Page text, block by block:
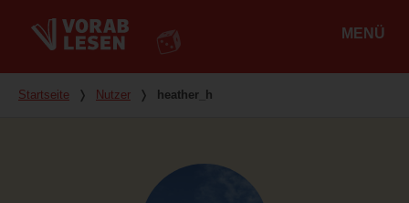
MENÜ
Du bist hier
Startseite ❭ Nutzer ❭ heather_h